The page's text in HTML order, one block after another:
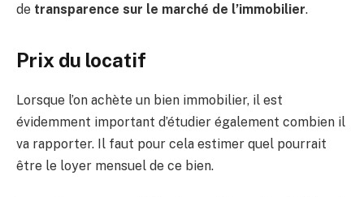
de transparence sur le marché de l’immobilier.
Prix du locatif
Lorsque l’on achète un bien immobilier, il est
évidemment important d’étudier également combien il
va rapporter. Il faut pour cela estimer quel pourrait
être le loyer mensuel de ce bien.